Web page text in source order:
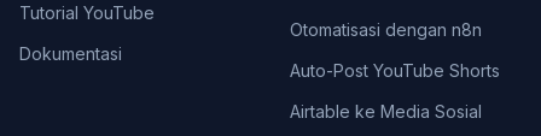
Tutorial YouTube
Dokumentasi
Otomatisasi dengan n8n
Auto-Post YouTube Shorts
Airtable ke Media Sosial